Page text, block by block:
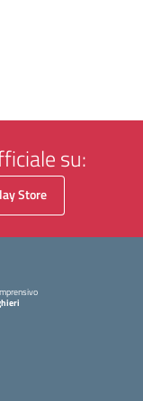
su:
Store